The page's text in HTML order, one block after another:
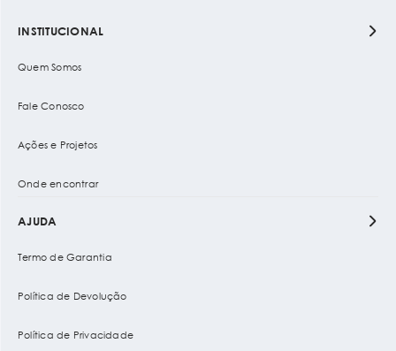
INSTITUCIONAL
Quem Somos
Fale Conosco
Ações e Projetos
Onde encontrar
AJUDA
Termo de Garantia
Política de Devolução
Política de Privacidade